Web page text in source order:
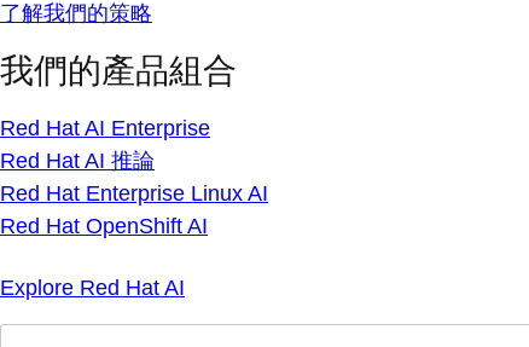
了解我們的策略
我們的產品組合
Red Hat AI Enterprise
Red Hat AI 推論
Red Hat Enterprise Linux AI
Red Hat OpenShift AI
Explore Red Hat AI